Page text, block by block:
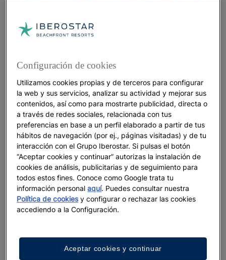
DESTINOS
Ver más
7 días en México: el itinerario
Configuración de cookies
Utilizamos cookies propias y de terceros para configurar
la web y sus servicios, analizar su actividad y mejorar sus
contenidos, así como para mostrarte publicidad, directa o
a través de redes sociales, relacionada con tus
preferencias en base a un perfil elaborado a partir de tus
hábitos de navegación (por ej., páginas visitadas) y de tu
interacción con el Grupo Iberostar. Si pulsas el botón
“Aceptar cookies y continuar” autorizas la instalación de
cookies de análisis, publicitarias y de seguimiento para
todos estos fines. Conoce como Google trata tu
información personalaquí. Puedes consultar nuestra
Política de cookiesy configurar o rechazar las cookies
accediendo a la Configuración.
Aceptar cookies y continuar